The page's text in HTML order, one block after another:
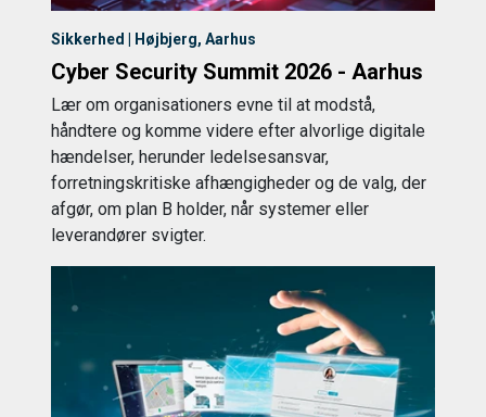
Sikkerhed | Højbjerg, Aarhus
Cyber Security Summit 2026 - Aarhus
Lær om organisationers evne til at modstå,
håndtere og komme videre efter alvorlige digitale
hændelser, herunder ledelsesansvar,
forretningskritiske afhængigheder og de valg, der
afgør, om plan B holder, når systemer eller
leverandører svigter.